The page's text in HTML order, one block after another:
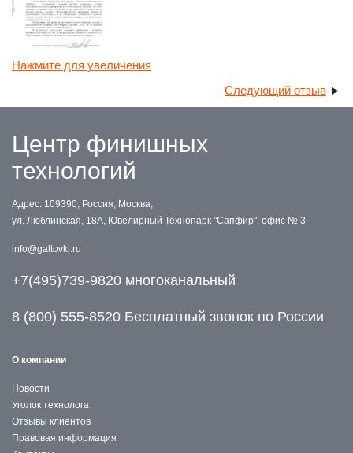
Нажмите для увеличения
Следующий отзыв ►
Центр финишных
технологий
Адрес: 109390, Россия, Москва,
ул. Люблинская, 18А, Ювелирный Технопарк "Сапфир", офис № 3
info@galtovki.ru
+7(495)739-9820 многоканальный
8 (800) 555-8520 Бесплатный звонок по России
О компании
Новости
Уголок технолога
Отзывы клиентов
Правовая информация